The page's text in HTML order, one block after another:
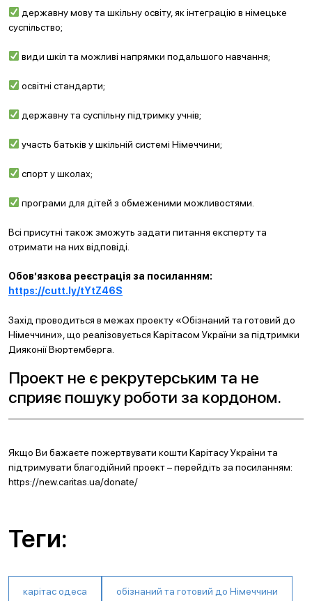
державну мову та шкільну освіту, як інтеграцію в німецьке
суспільство;
види шкіл та можливі напрямки подальшого навчання;
освітні стандарти;
державну та суспільну підтримку учнів;
участь батьків у шкільній системі Німеччини;
спорт у школах;
програми для дітей з обмеженими можливостями.
Всі присутні також зможуть задати питання експерту та
отримати на них відповіді.
Обов’язкова реєстрація за посиланням:
https://cutt.ly/tYtZ46S
Захід проводиться в межах проекту «Обізнаний та готовий до
Німеччини», що реалізовується Карітасом України за підтримки
Дияконії Вюртемберга.
Проект не є рекрутерським та не
сприяє пошуку роботи за кордоном.
Якщо Ви бажаєте пожертвувати кошти Карітасу України та
підтримувати благодійний проект – перейдіть за посиланням:
https://new.caritas.ua/donate/
Теги:
карітас одеса обізнаний та готовий до Німеччини